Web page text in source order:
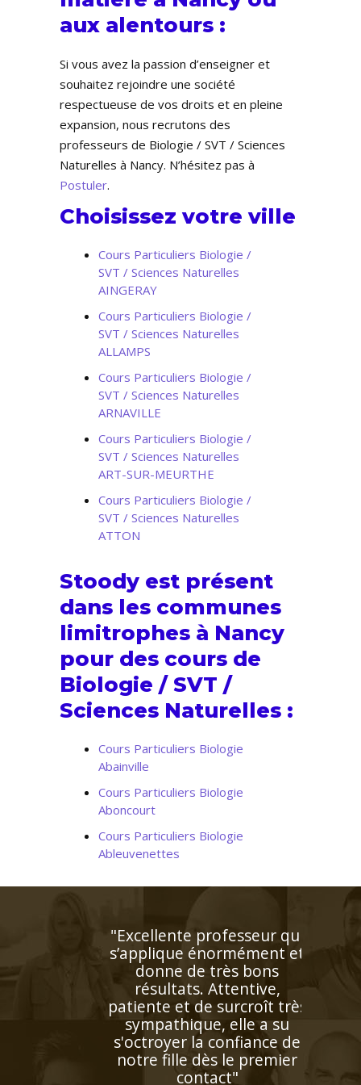
aux alentours :
Si vous avez la passion d’enseigner et
souhaitez rejoindre une société
respectueuse de vos droits et en pleine
expansion, nous recrutons des
professeurs de Biologie / SVT / Sciences
Naturelles à Nancy. N’hésitez pas à
Postuler.
Choisissez votre ville
Cours Particuliers Biologie /
SVT / Sciences Naturelles
AINGERAY
Cours Particuliers Biologie /
SVT / Sciences Naturelles
ALLAMPS
Cours Particuliers Biologie /
SVT / Sciences Naturelles
ARNAVILLE
Cours Particuliers Biologie /
SVT / Sciences Naturelles
ART-SUR-MEURTHE
Cours Particuliers Biologie /
SVT / Sciences Naturelles
ATTON
Stoody est présent
dans les communes
limitrophes à Nancy
pour des cours de
Biologie / SVT /
Sciences Naturelles :
Cours Particuliers Biologie
Abainville
Cours Particuliers Biologie
Aboncourt
Cours Particuliers Biologie
Ableuvenettes
"Très bon contact, identifie
facilement les lacunes de
l'enfant. Très bonne
pédagogie ce qui facilite
beaucoup l'apprentissage.
Personne très agréable et
serviable"
Madame R.Y (Saint Cloud, élève